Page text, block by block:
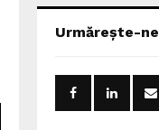
h
o
:
Urmărește-ne